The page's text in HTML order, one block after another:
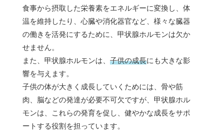
食事から摂取した栄養素をエネルギーに変換し、体
温を維持したり、心臓や消化器官など、様々な臓器
の働きを活発にするために、甲状腺ホルモンは欠か
せません。
また、甲状腺ホルモンは、 子供の成長にも大きな影
響を与えます。
子供の体が大きく成長していくためには、骨や筋
肉、脳などの発達が必要不可欠ですが、甲状腺ホル
モンは、これらの発育を促し、健やかな成長をサポ
ートする役割を担っています。